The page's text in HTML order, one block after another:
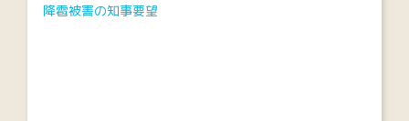
降雹被害の知事要望